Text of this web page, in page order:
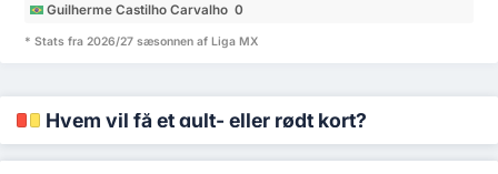
Guilherme Castilho Carvalho 0
* Stats fra 2026/27 sæsonnen af Liga MX
Hvem vil få et gult- eller rødt kort?